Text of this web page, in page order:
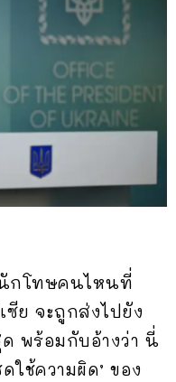
นักโทษคนไหนที่
ซีย จะถูกส่งไปยัง
พร้อมกับอ้างว่า นี่
ใช้ความผิด’ ของ